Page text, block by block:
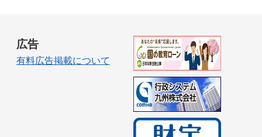
広告
有料広告掲載について